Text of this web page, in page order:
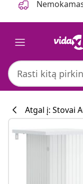
Atgal į: Stovai